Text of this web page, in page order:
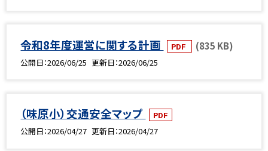
令和8年度運営に関する計画 PDF (835 KB)
公開日 2026/06/25 更新日 2026/06/25
（味原小）交通安全マップ
PDF
公開日 2026/04/27 更新日 2026/04/27